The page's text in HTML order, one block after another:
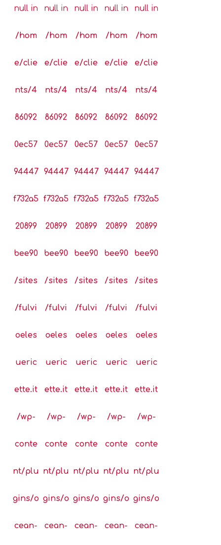
null in
/hom
e/clie
nts/4
86092
0ec57
94447
f732a5
20899
bee90
/sites
/fulvi
oeles
ueric
ette.it
/wp-
conte
nt/plu
gins/o
cean-
null in
/hom
e/clie
nts/4
86092
0ec57
94447
f732a5
20899
bee90
/sites
/fulvi
oeles
ueric
ette.it
/wp-
conte
nt/plu
gins/o
cean-
null in
/hom
e/clie
nts/4
86092
0ec57
94447
f732a5
20899
bee90
/sites
/fulvi
oeles
ueric
ette.it
/wp-
conte
nt/plu
gins/o
cean-
null in
/hom
e/clie
nts/4
86092
0ec57
94447
f732a5
20899
bee90
/sites
/fulvi
oeles
ueric
ette.it
/wp-
conte
nt/plu
gins/o
cean-
null in
/hom
e/clie
nts/4
86092
0ec57
94447
f732a5
20899
bee90
/sites
/fulvi
oeles
ueric
ette.it
/wp-
conte
nt/plu
gins/o
cean-